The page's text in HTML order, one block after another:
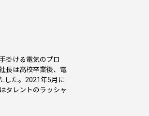
掛ける電気のプロ
長は高校卒業後、電
した。2021年5月に
タレントのラッシャ